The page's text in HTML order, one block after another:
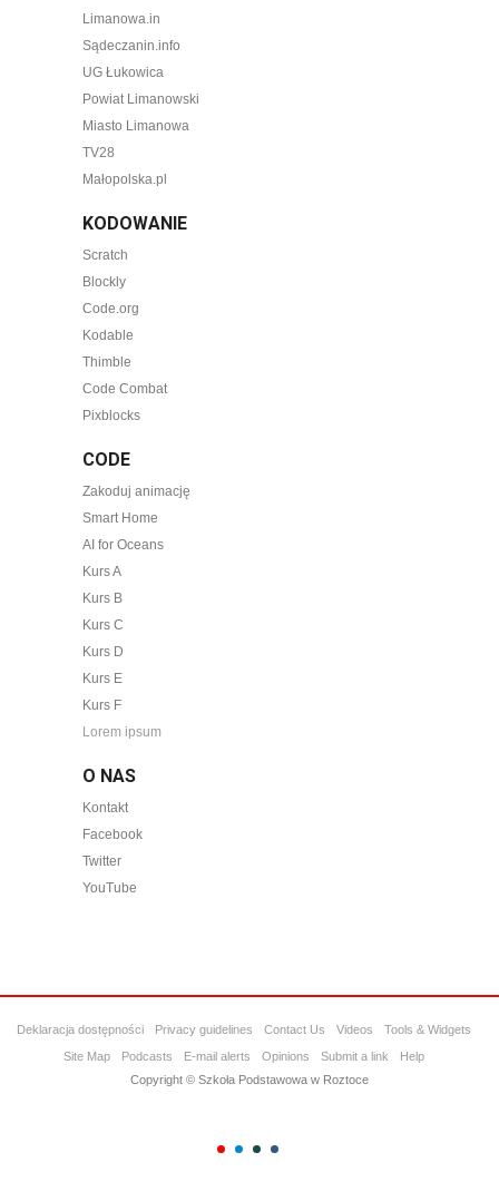
Limanowa.in
Sądeczanin.info
UG Łukowica
Powiat Limanowski
Miasto Limanowa
TV28
Małopolska.pl
KODOWANIE
Scratch
Blockly
Code.org
Kodable
Thimble
Code Combat
Pixblocks
CODE
Zakoduj animację
Smart Home
AI for Oceans
Kurs A
Kurs B
Kurs C
Kurs D
Kurs E
Kurs F
Lorem ipsum
O NAS
Kontakt
Facebook
Twitter
YouTube
Deklaracja dostępności Privacy guidelines Contact Us Videos
Tools & Widgets
Site Map
Podcasts E-mail alerts Opinions Submit a link
Help
Copyright © Szkoła Podstawowa w Roztoce